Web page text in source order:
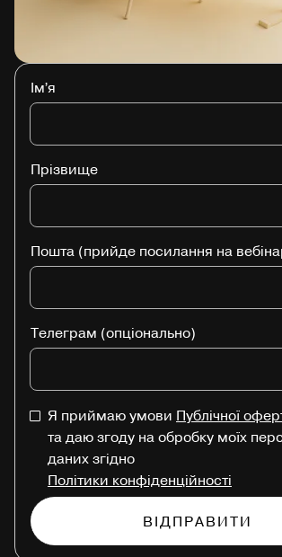
Імʼя
Прізвище
Пошта (прийде посилання на
Телеграм (опціонально)
Я приймаю умови Публічної
та даю згоду на обробку моїх
даних згідно
Політики конфіденційності